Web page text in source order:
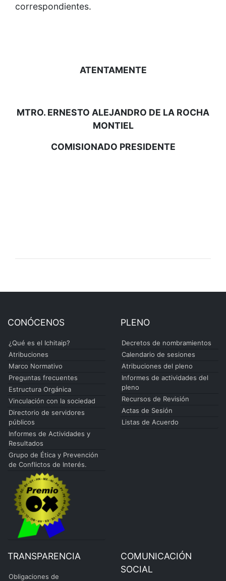
correspondientes.
ATENTAMENTE
MTRO. ERNESTO ALEJANDRO DE LA ROCHA
MONTIEL
COMISIONADO PRESIDENTE
CONÓCENOS
¿Qué es el Ichitaip?
Atribuciones
Marco Normativo
Preguntas frecuentes
Estructura Orgánica
Vinculación con la sociedad
Directorio de servidores
públicos
Informes de Actividades y
Resultados
Grupo de Ética y Prevención
de Conflictos de Interés.
PLENO
Decretos de nombramientos
Calendario de sesiones
Atribuciones del pleno
Informes de actividades del
pleno
Recursos de Revisión
Actas de Sesión
Listas de Acuerdo
TRANSPARENCIA
Obligaciones de
COMUNICACIÓN
SOCIAL